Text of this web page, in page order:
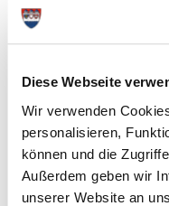
Diese Webseite
Wir verwenden
personalisieren,
können und die
Außerdem geben wir
unserer Website an
Die verschiedenen...
Weiterlesen
Kreises
18.12.15: Kreispräsident
SteinburgerInnen ein